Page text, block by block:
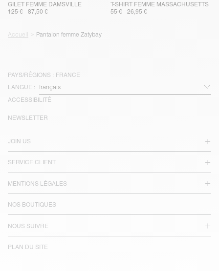
GILET FEMME DAMSVILLE
125 €
87,50 €
T-SHIRT FEMME MASSACHUSETTS
55 €
26,95 €
Accueil Pantalon femme Zatybay
PAYS/RÉGIONS : FRANCE
LANGUE :
ACCESSIBILITÉ
JOIN US
SERVICE CLIENT
MENTIONS LÉGALES
NOS BOUTIQUES
NOUS SUIVRE
PLAN DU SITE
NEWSLETTER